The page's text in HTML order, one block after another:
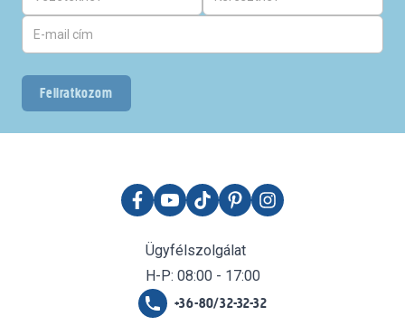
Feliratkozom
Ügyfélszolgálat
H-P: 08:00 - 17:00
+36-80/32-32-32